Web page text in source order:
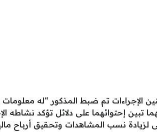
الإجراءات تم ضبط المذكور “له
تبين إحتوائهما على دلائل تؤكد نشاطه
لزيادة نسب المشاهدات وتحقيق أرباح